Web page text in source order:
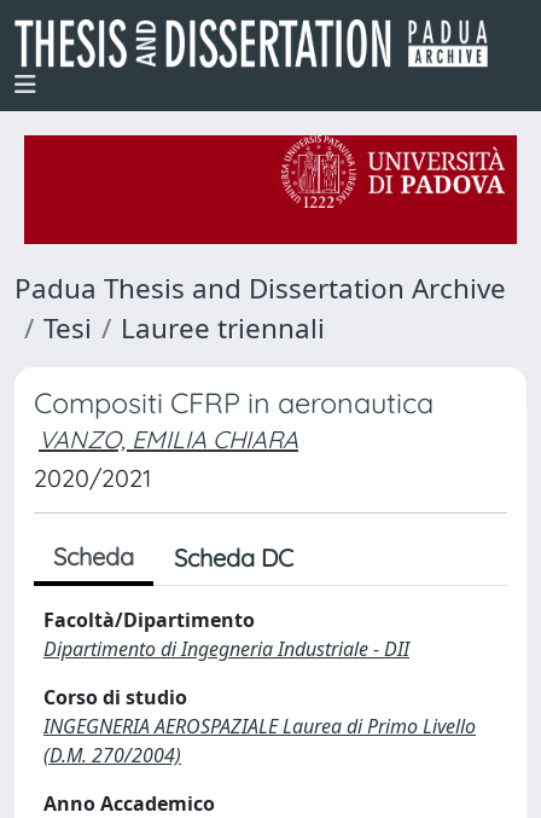
Padua Thesis and Dissertation Archive
Tesi
Lauree triennali
Compositi CFRP in aeronautica
VANZO, EMILIA CHIARA
2020/2021
Scheda Scheda DC
Facoltà/Dipartimento
Dipartimento di Ingegneria Industriale - DII
Corso di studio
INGEGNERIA AEROSPAZIALE Laurea di Primo Livello
(D.M. 270/2004)
Anno Accademico